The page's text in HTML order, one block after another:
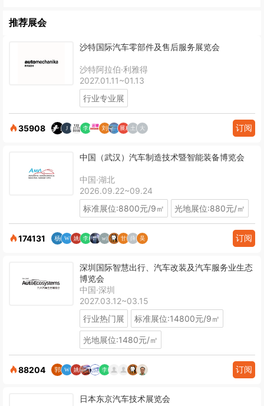
推荐展会
沙特国际汽车零部件及售后服务展览会
沙特阿拉伯·利雅得
2027.01.11~01.13
行业专业展
35908 订阅
中国（武汉）汽车制造技术暨智能装备博览会
中国·湖北
2026.09.22~09.24
标准展位:8800元/9㎡
光地展位:880元/㎡
174131 订阅
深圳国际智慧出行、汽车改装及汽车服务业生态
博览会
中国·深圳
2027.03.12~03.15
行业热门展
标准展位:14800元/9㎡
光地展位:1480元/㎡
88204 订阅
日本东京汽车技术展览会